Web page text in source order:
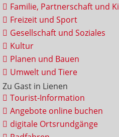
Familie, Partnerschaft und
Freizeit und Sport
Gesellschaft und Soziales
Kultur
Planen und Bauen
Umwelt und Tiere
Zu Gast in Lienen
Tourist-Information
Angebote online buchen
digitale Ortsrundgänge